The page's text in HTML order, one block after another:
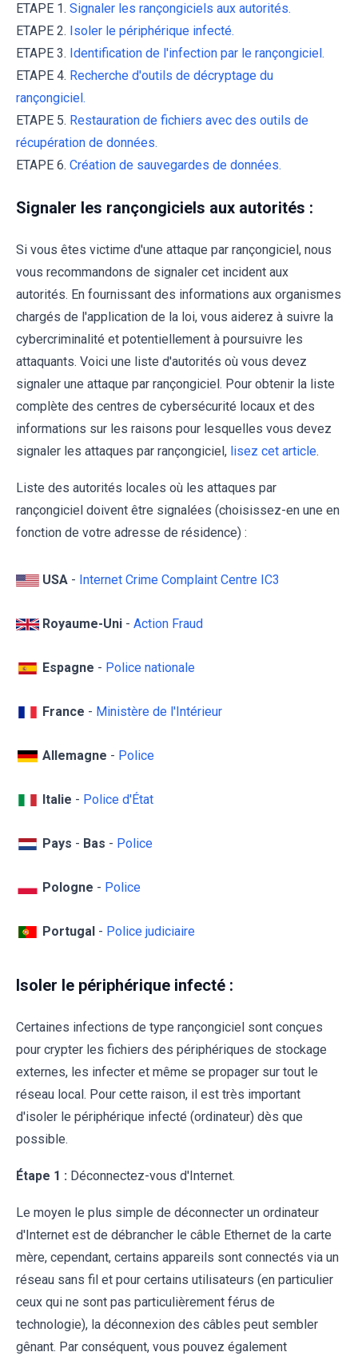
ETAPE 1. Signaler les rançongiciels aux autorités.
ETAPE 2. Isoler le périphérique infecté.
ETAPE 3. Identification de l'infection par le rançongiciel.
ETAPE 4. Recherche d'outils de décryptage du
rançongiciel.
ETAPE 5. Restauration de fichiers avec des outils de
récupération de données.
ETAPE 6. Création de sauvegardes de données.
Signaler les rançongiciels aux autorités :
Si vous êtes victime d'une attaque par rançongiciel, nous
vous recommandons de signaler cet incident aux
autorités. En fournissant des informations aux organismes
chargés de l'application de la loi, vous aiderez à suivre la
cybercriminalité et potentiellement à poursuivre les
attaquants. Voici une liste d'autorités où vous devez
signaler une attaque par rançongiciel. Pour obtenir la liste
complète des centres de cybersécurité locaux et des
informations sur les raisons pour lesquelles vous devez
signaler les attaques par rançongiciel, lisez cet article.
Liste des autorités locales où les attaques par
rançongiciel doivent être signalées (choisissez-en une en
fonction de votre adresse de résidence) :
USA - Internet Crime Complaint Centre IC3
Royaume-Uni - Action Fraud
Espagne - Police nationale
France - Ministère de l'Intérieur
Allemagne - Police
Italie - Police d'État
Pays - Bas - Police
Pologne - Police
Portugal - Police judiciaire
Isoler le périphérique infecté :
Certaines infections de type rançongiciel sont conçues
pour crypter les fichiers des périphériques de stockage
externes, les infecter et même se propager sur tout le
réseau local. Pour cette raison, il est très important
d'isoler le périphérique infecté (ordinateur) dès que
possible.
Étape 1 : Déconnectez-vous d'Internet.
Le moyen le plus simple de déconnecter un ordinateur
d'Internet est de débrancher le câble Ethernet de la carte
mère, cependant, certains appareils sont connectés via un
réseau sans fil et pour certains utilisateurs (en particulier
ceux qui ne sont pas particulièrement férus de
technologie), la déconnexion des câbles peut sembler
gênant. Par conséquent, vous pouvez également